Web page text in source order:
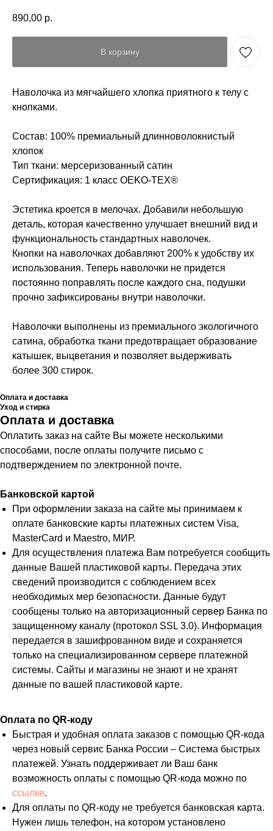
890,00 р.
В корзину
Наволочка из мягчайшего хлопка приятного к телу с
кнопками.
Состав: 100% премиальный длинноволокнистый
хлопок
Тип ткани: мерсеризованный сатин
Сертификация: 1 класс OEKO-TEX®
Эстетика кроется в мелочах. Добавили небольшую
деталь, которая качественно улучшает внешний вид и
функциональность стандартных наволочек.
Кнопки на наволочках добавляют 200% к удобству их
использования. Теперь наволочки не придется
постоянно поправлять после каждого сна, подушки
прочно зафиксированы внутри наволочки.
Наволочки выполнены из премиального экологичного
сатина, обработка ткани предотвращает образование
катышек, выцветания и позволяет выдерживать
более 300 стирок.
Оплата и доставка
Уход и стирка
Оплата и доставка
Оплатить заказ на сайте Вы можете несколькими
способами, после оплаты получите письмо с
подтверждением по электронной почте.
Банковской картой
При оформлении заказа на сайте мы принимаем к
оплате банковские карты платежных систем Visa,
MasterCard и Maestro, МИР.
Для осуществления платежа Вам потребуется сообщить
данные Вашей пластиковой карты. Передача этих
сведений производится с соблюдением всех
необходимых мер безопасности. Данные будут
сообщены только на авторизационный сервер Банка по
защищенному каналу (протокол SSL 3.0). Информация
передается в зашифрованном виде и сохраняется
только на специализированном сервере платежной
системы. Сайты и магазины не знают и не хранят
данные по вашей пластиковой карте.
Оплата по QR-коду
Быстрая и удобная оплата заказов с помощью QR-кода
через новый сервис Банка России – Система быстрых
платежей. Узнать поддерживает ли Ваш банк
возможность оплаты с помощью QR-кода можно по
ссылке.
Для оплаты по QR-коду не требуется банковская карта.
Нужен лишь телефон, на котором установлено